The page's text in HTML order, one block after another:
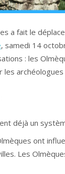
a fait le
, samedi 14
: les
déjà un
ont
Les